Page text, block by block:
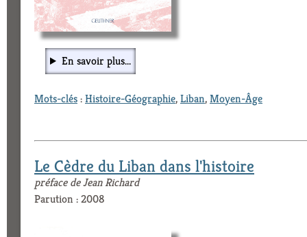
En savoir plus...
Mots-clés:Histoire-Géographie,Liban,Moyen-Âge
Le Cèdre du Liban dans l'histoire
préface de Jean Richard
Parution : 2008